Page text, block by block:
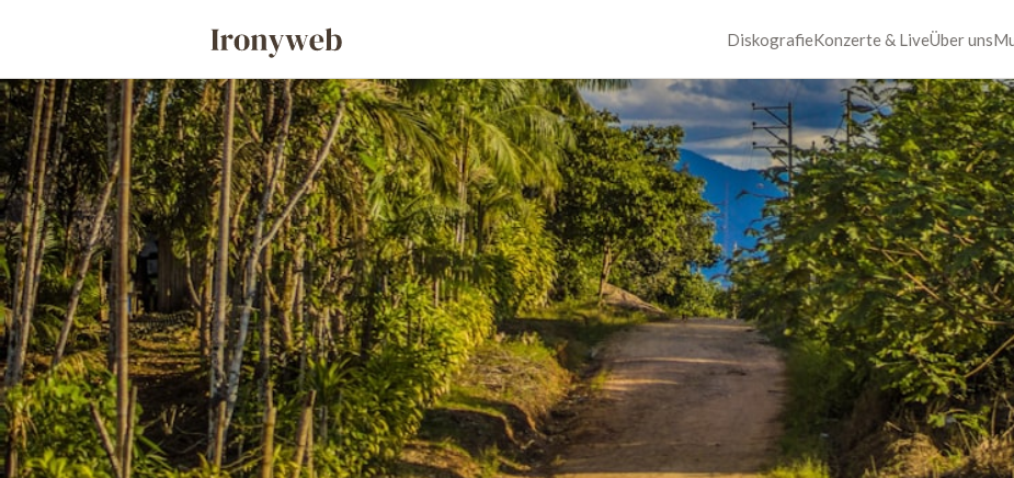
DiskografieKonzerte & LiveÜber uns